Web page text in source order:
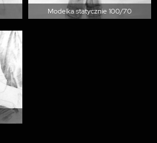
Modelka statycznie 100/70